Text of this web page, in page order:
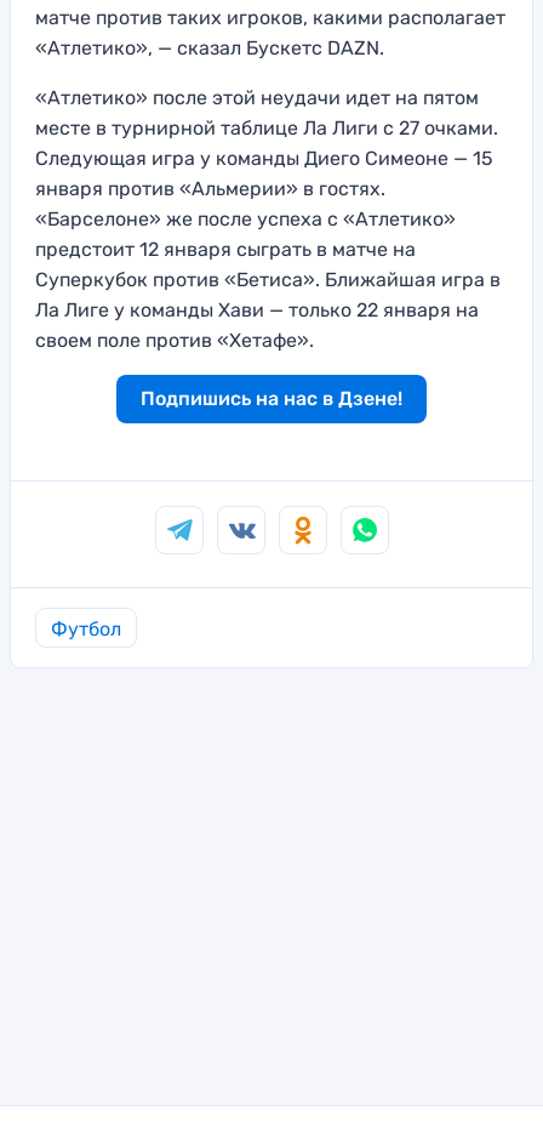
матче против таких игроков, какими располагает
«Атлетико», — сказал Бускетс DAZN.
«Атлетико» после этой неудачи идет на пятом
месте в турнирной таблице Ла Лиги с 27 очками.
Следующая игра у команды Диего Симеоне — 15
января против «Альмерии» в гостях.
«Барселоне» же после успеха с «Атлетико»
предстоит 12 января сыграть в матче на
Суперкубок против «Бетиса». Ближайшая игра в
Ла Лиге у команды Хави — только 22 января на
своем поле против «Хетафе».
Подпишись на нас в Дзене!
Футбол